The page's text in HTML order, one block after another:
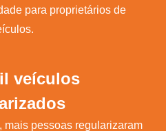
para proprietários de
veículos
mais pessoas regularizaram